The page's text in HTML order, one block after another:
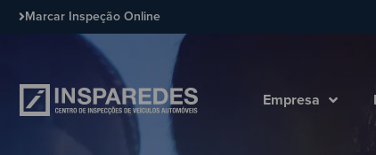
Marcar Inspeção Online
Empresa